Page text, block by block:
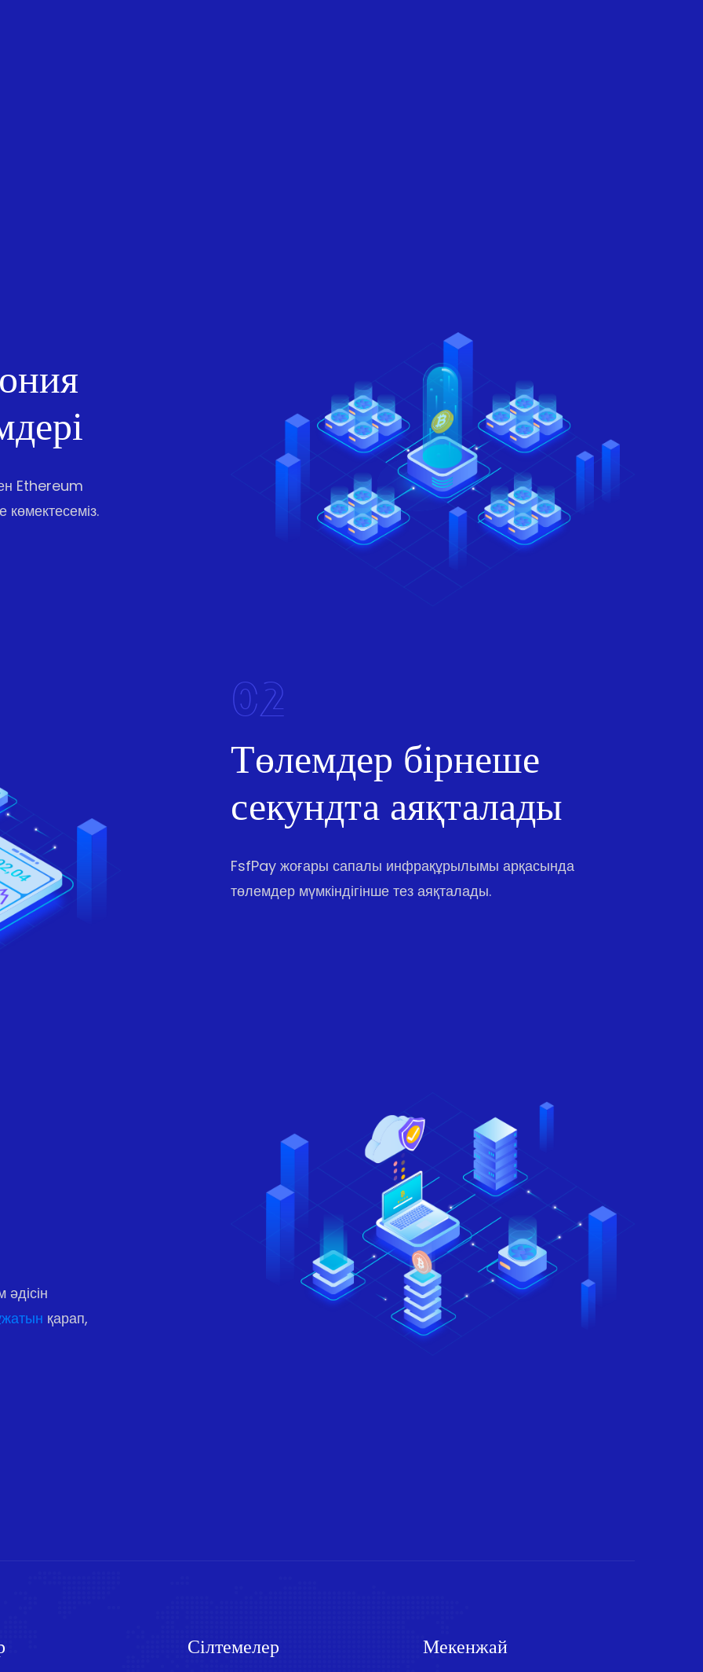
Ethereum
көмектесеміз.
02
Төлемдер бірнеше
секундта аяқталады
FsfPay жоғары сапалы инфрақұрылымы арқасында
төлемдер мүмкіндігінше тез аяқталады.
қарап,
Сілтемелер Мекенжай